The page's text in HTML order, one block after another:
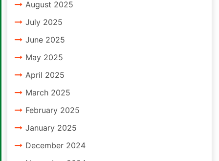
August 2025
July 2025
June 2025
May 2025
April 2025
March 2025
February 2025
January 2025
December 2024